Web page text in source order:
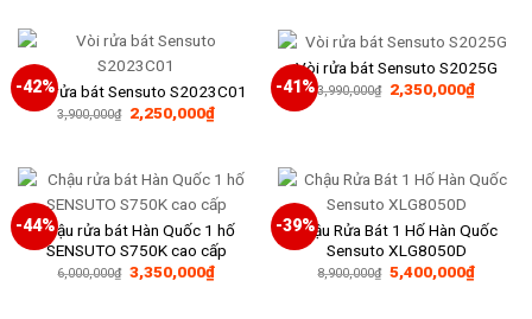
3,490,000₫.
-42%
Vòi rửa bát Sensuto S2023C01
3,900,000₫ Giá
gốc
2,250,000₫Giá
hiện
2,250,000₫.
-41%
Vòi rửa bát Sensuto S2025G
3,990,000₫ Giá
gốc
2,350,000₫Giá
hiện
-44%Chậu rửa bát Hàn Quốc 1 hố
SENSUTO S750K cao cấp
6,000,000₫ Giá
gốc
3,350,000₫Giá
hiện
-39%Chậu Rửa Bát 1 Hố Hàn Quốc
Sensuto XLG8050D
8,900,000₫ Giá
gốc
5,400,000₫Giá
hiện